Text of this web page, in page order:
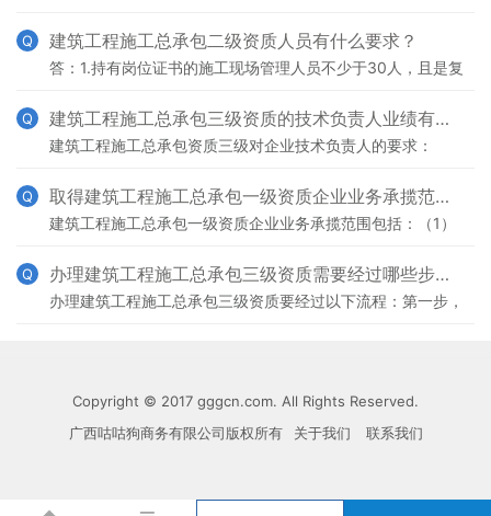
建筑工程施工总承包二级资质人员有什么要求？
答：1.持有岗位证书的施工现场管理人员不少于30人，且是复
Q
建筑工程施工总承包三级资质的技术负责人业绩有什么要求？
建筑工程施工总承包资质三级对企业技术负责人的要求：
历，且具有结构专业中级以上职称或建筑工程专业注册建造师
执
Q
取得建筑工程施工总承包一级资质企业业务承揽范围是什么？
建筑工程施工总承包一级资质企业业务承揽范围包括：（1）
下的构筑物工程。
Q
办理建筑工程施工总承包三级资质需要经过哪些步骤？
办理建筑工程施工总承包三级资质要经过以下流程：第一步，
Q
Copyright © 2017 gggcn.com. All Rights Reserved.
广西咕咕狗商务有限公司版权所有
关于我们 联系我们